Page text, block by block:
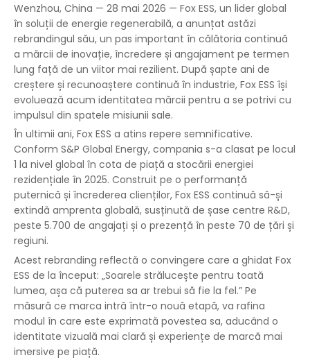
Wenzhou, China — 28 mai 2026 — Fox ESS, un lider global
în soluții de energie regenerabilă, a anunțat astăzi
rebrandingul său, un pas important în călătoria continuă
a mărcii de inovație, încredere și angajament pe termen
lung față de un viitor mai rezilient. După șapte ani de
creștere și recunoaștere continuă în industrie, Fox ESS își
evoluează acum identitatea mărcii pentru a se potrivi cu
impulsul din spatele misiunii sale.
În ultimii ani, Fox ESS a atins repere semnificative.
Conform S&P Global Energy, compania s-a clasat pe locul
1 la nivel global în cota de piață a stocării energiei
rezidențiale în 2025. Construit pe o performanță
puternică și încrederea clienților, Fox ESS continuă să-și
extindă amprenta globală, susținută de șase centre R&D,
peste 5.700 de angajați și o prezență în peste 70 de țări și
regiuni.
Acest rebranding reflectă o convingere care a ghidat Fox
ESS de la început: „Soarele strălucește pentru toată
lumea, așa că puterea sa ar trebui să fie la fel.” Pe
măsură ce marca intră într-o nouă etapă, va rafina
modul în care este exprimată povestea sa, aducând o
identitate vizuală mai clară și experiențe de marcă mai
imersive pe piață.